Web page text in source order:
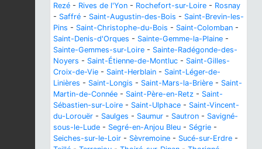
Rezé - Rives de l'Yon - Rochefort-sur-Loire - Rosnay
- Saffré - Saint-Augustin-des-Bois - Saint-Brevin-les-
Pins - Saint-Christophe-du-Bois - Saint-Colomban -
Saint-Denis-d'Orques - Sainte-Gemme-la-Plaine -
Sainte-Gemmes-sur-Loire - Sainte-Radégonde-des-
Noyers - Saint-Étienne-de-Montluc - Saint-Gilles-
Croix-de-Vie - Saint-Herblain - Saint-Léger-de-
Linières - Saint-Longis - Saint-Mars-la-Brière - Saint-
Martin-de-Connée - Saint-Père-en-Retz - Saint-
Sébastien-sur-Loire - Saint-Ulphace - Saint-Vincent-
du-Lorouër - Saulges - Saumur - Sautron - Savigné-
sous-le-Lude - Segré-en-Anjou Bleu - Ségrie -
Seiches-sur-le-Loir - Sèvremoine - Sucé-sur-Erdre -